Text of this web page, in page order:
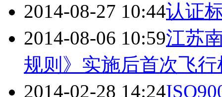
2014-08-27 10:44认证
2014-08-06 10:59江苏
规则》实施后首次飞行
2014-02-28 14:24